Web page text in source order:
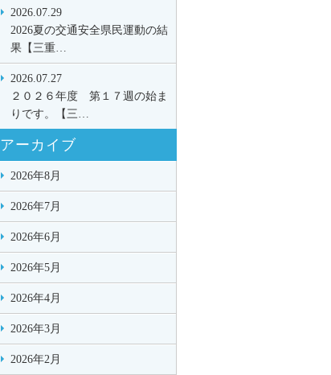
2026.07.29
2026夏の交通安全県民運動の結
果【三重…
2026.07.27
２０２６年度 第１７週の始ま
りです。【三…
アーカイブ
2026年8月
2026年7月
2026年6月
2026年5月
2026年4月
2026年3月
2026年2月